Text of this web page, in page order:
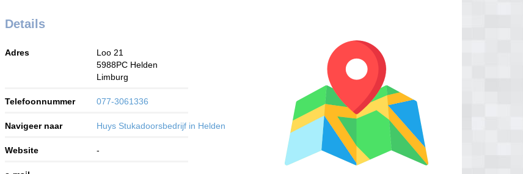
Details
Adres
Loo 21
5988PC Helden
Limburg
Telefoonnummer 077-3061336
Navigeer naar Huys Stukadoorsbedrijf in Helden
Website -